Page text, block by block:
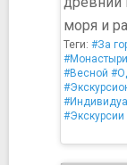
моря и
Теги: #За
#Весной